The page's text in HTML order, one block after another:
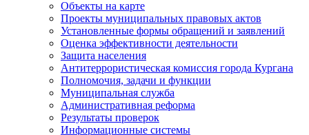
Объекты на карте
Проекты муниципальных правовых актов
Установленные формы обращений и заявлений
Оценка эффективности деятельности
Защита населения
Антитеррористическая комиссия города Кургана
Полномочия, задачи и функции
Муниципальная служба
Административная реформа
Результаты проверок
Информационные системы